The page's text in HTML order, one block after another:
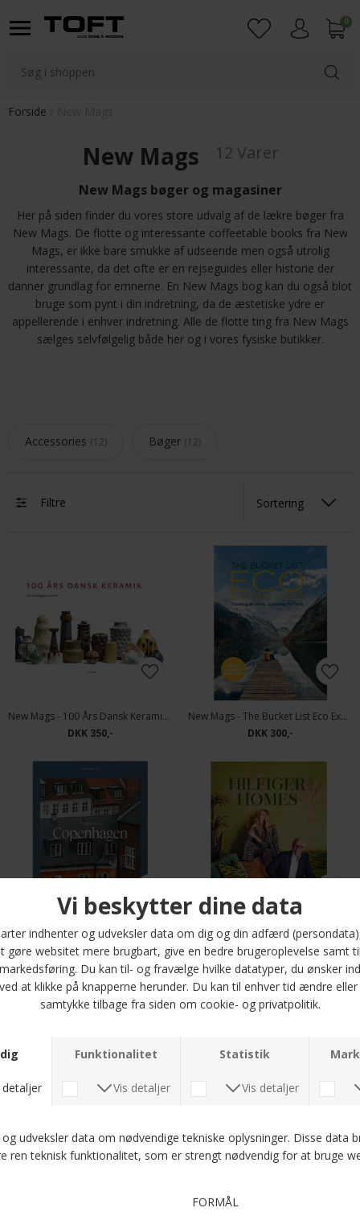
0
Forside
New Mags 12 Varer
New Mags bøger og magasiner
Her på siden finder du vores store udvalg af de lækre bøger fra
New Mags. De flotte og interessante coffeetable books fra New
Mags, er ikke bare smukke af udseende men også utrolig
interessante, da det ofte er en rejseguides eller historie der
danner grundlag for emnerne. En New Mags bog kan du også blot
bruge som pynt i din indretning, da de æstetiske ydre er
appellerende i enhver indretning. Alle de flotte ting fra New Mags
sælges selvfølgelig både her og i vores fysiske butikker.
Accessories 12 Bøger 12
Filtre
New Mags - 100 Års Dansk Keramik | Bog
DKK 350,-
New Mags - The Bucket List Eco Experience | Bog
DKK 300,-
New Mags - The Weekender Copenhagen | Bog
DKK 300,-
New Mags - Hilfiger Home | Bog
DKK 600,-
Austin Sailsbury - The 500 Hidden Secrets of Copenhagen | Bog
Think New Modern | Bog
DKK 500,-